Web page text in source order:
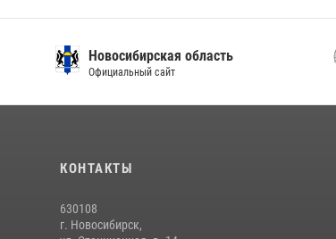
Официальный интернет-портал
правовой информации
КОНТАКТЫ
630108
г. Новосибирск,